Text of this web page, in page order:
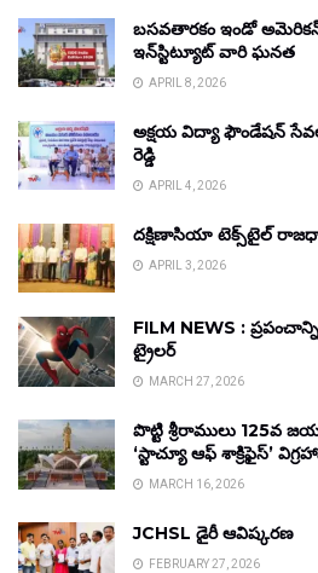
బసవతారకం ఇండో
ఇన్‌స్టిట్యూట్ వారి ఘనత
APRIL 8, 2026
అక్షయ విద్యా ఫౌండేషన్
రెడ్డి
APRIL 4, 2026
దక్షిణాసియా టెక్స్‌టైల్
APRIL 3, 2026
FILM NEWS :
ట్రైలర్
MARCH 27, 2026
పొట్టి శ్రీరాములు 125వ
‘స్టాచ్యూ ఆఫ్ శాక్రిఫైస్’
MARCH 16, 2026
JCHSL డైరీ ఆవిష్కరణ
FEBRUARY 27, 2026